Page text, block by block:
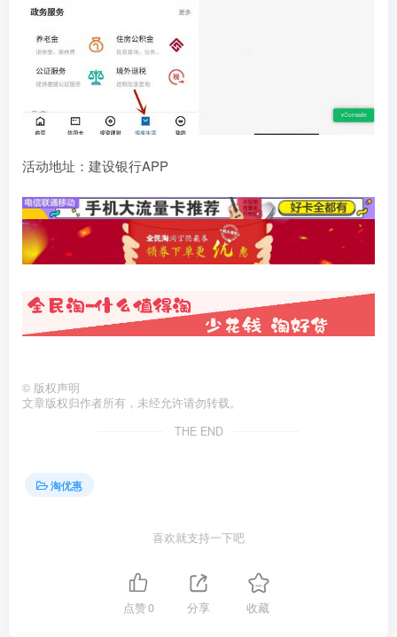
活动地址：建设银行APP
© 版权声明
文章版权归作者所有，未经允许请勿转载。
THE END
淘优惠
喜欢就支持一下吧
点赞0 分享 收藏